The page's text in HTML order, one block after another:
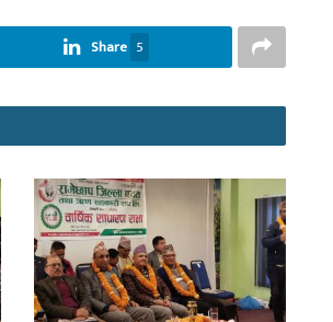
Share 5